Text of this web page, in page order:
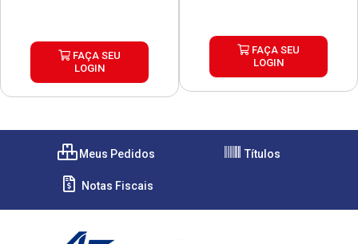
FAÇA SEU
LOGIN
FAÇA SEU
LOGIN
Meus Pedidos Títulos
Notas Fiscais